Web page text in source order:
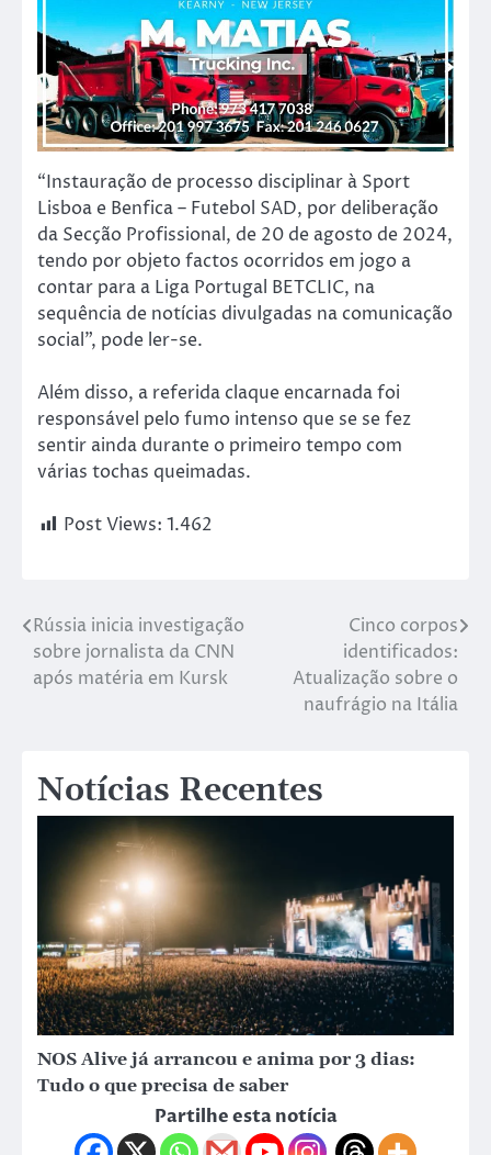
“Instauração de processo disciplinar à Sport
Lisboa e Benfica – Futebol SAD, por deliberação
da Secção Profissional, de 20 de agosto de 2024,
tendo por objeto factos ocorridos em jogo a
contar para a Liga Portugal BETCLIC, na
sequência de notícias divulgadas na comunicação
social”, pode ler-se.
Além disso, a referida claque encarnada foi
responsável pelo fumo intenso que se se fez
sentir ainda durante o primeiro tempo com
várias tochas queimadas.
Post Views: 1.462
Rússia inicia investigação
sobre jornalista da CNN
após matéria em Kursk
Cinco corpos
identificados:
Atualização sobre o
naufrágio na Itália
Notícias Recentes
NOS Alive já arrancou e anima por 3 dias:
Tudo o que precisa de saber
Partilhe esta notícia